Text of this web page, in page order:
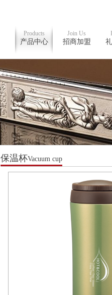
Products
产品中心
Join Us
招商加盟
保温杯Vacuum cup